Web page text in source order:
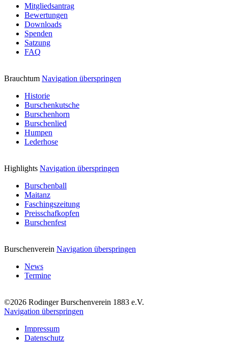
Mitgliedsantrag
Bewertungen
Downloads
Spenden
Satzung
FAQ
Brauchtum Navigation überspringen
Historie
Burschenkutsche
Burschenhorn
Burschenlied
Humpen
Lederhose
Highlights Navigation überspringen
Burschenball
Maitanz
Faschingszeitung
Preisschafkopfen
Burschenfest
Burschenverein Navigation überspringen
News
Termine
©2026 Rodinger Burschenverein 1883 e.V.
Navigation überspringen
Impressum
Datenschutz